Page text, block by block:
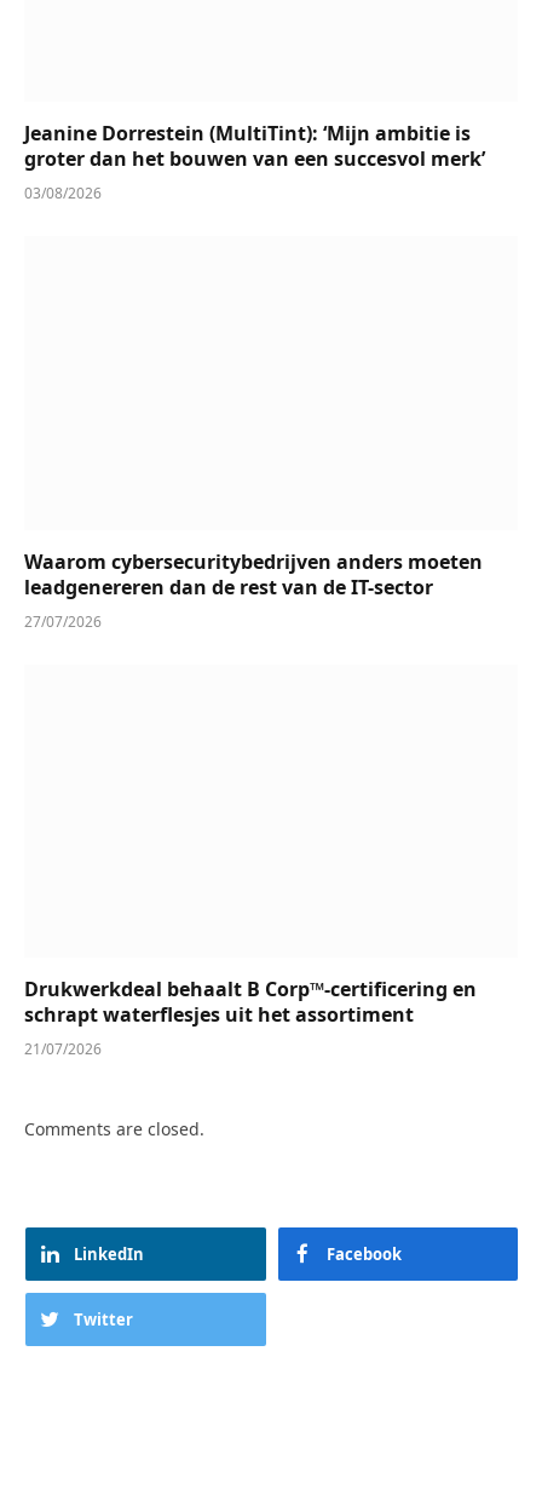
Jeanine Dorrestein (MultiTint): ‘Mijn ambitie is
groter dan het bouwen van een succesvol merk’
03/08/2026
Waarom cybersecuritybedrijven anders moeten
leadgenereren dan de rest van de IT-sector
27/07/2026
Drukwerkdeal behaalt B Corp™-certificering en
schrapt waterflesjes uit het assortiment
21/07/2026
Comments are closed.
LinkedIn Facebook
Twitter